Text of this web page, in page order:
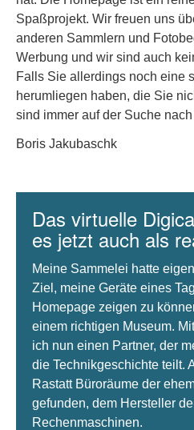
Spaßprojekt. Wir freuen uns
anderen Sammlern und
Werbung und wir sind auch
Falls Sie allerdings noch eine
herumliegen haben, die Sie
sind immer auf der Suche
Boris Jakubaschk
Das virtuelle
es jetzt auch als
Meine Sammelei hatte
Ziel, meine Geräte eines
Homepage zeigen zu
einem richtigen Museum.
ich nun einen Partner, der
die Technikgeschichte teilt.
Rastatt Büroräume der
gefunden, dem Hersteller
Rechenmaschinen.